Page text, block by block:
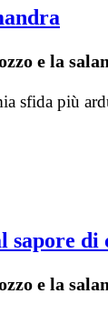
e la
sfida più
sapore
e la